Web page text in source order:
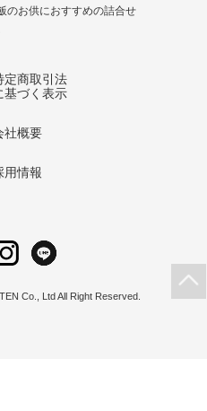
のお供におすすめの詰合せ
定商取引法
基づく表示
社概要
用情報
Co., Ltd All Right Reserved.